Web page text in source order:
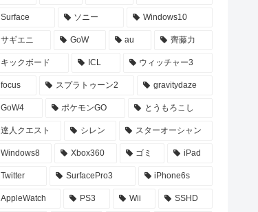
Surface ソニー Windows10
サギエニ GoW au 齊藤力
キックボード ICL ウィッチャー3
focus スプラトゥーン2 gravitydaze
GoW4 ポケモンGO とうもろこし
達人クエスト シレン スターオーシャン
Windows8 Xbox360 ゴミ iPad
Twitter SurfacePro3 iPhone6s
AppleWatch PS3 Wii SSHD